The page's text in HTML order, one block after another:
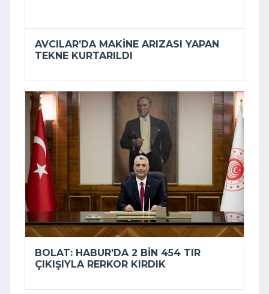
AVCILAR’DA MAKINE ARIZASI YAPAN
TEKNE KURTARILDI
BOLAT: HABUR’DA 2 BIN 454 TIR
ÇIKIŞIYLA RERKOR KIRDIK